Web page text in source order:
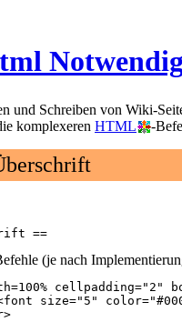
Notwendig
und Schreiben von Wiki-
komplexeren HTML -
(je nach
cellpadding="2"
size="5"